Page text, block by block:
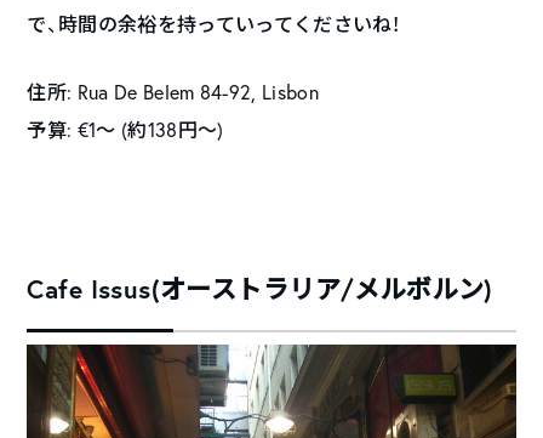
で、時間の余裕を持っていってくださいね！
住所: Rua De Belem 84-92, Lisbon
予算: €1〜 (約138円〜)
Cafe Issus(オーストラリア/メルボルン)